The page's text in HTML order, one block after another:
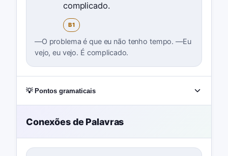
complicado.
B1
—O problema é que eu não tenho tempo. —Eu
vejo, eu vejo. É complicado.
💡 Pontos gramaticais
Conexões de Palavras